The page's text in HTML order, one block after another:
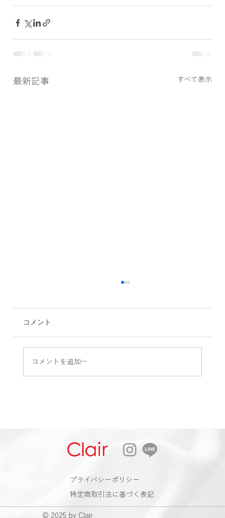
最新記事 すべて表示
コメント
コメントを追加…
© 2025 by Clair
​プライバシーポリシー
特定商取引法に基づく表記